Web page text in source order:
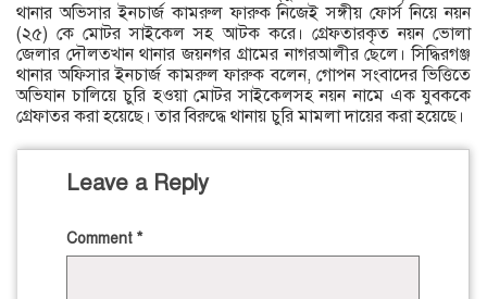
থানার অভিসার ইনচার্জ কামরুল ফারুক নিজেই সঙ্গীয় ফোর্স নিয়ে নয়ন
(২৫) কে মোটর সাইকেল সহ আটক করে। গ্রেফতারকৃত নয়ন ভোলা
জেলার দৌলতখান থানার জয়নগর গ্রামের নাগরআলীর ছেলে। সিদ্ধিরগঞ্জ
থানার অফিসার ইনচার্জ কামরুল ফারুক বলেন, গোপন সংবাদের ভিত্তিতে
অভিযান চালিয়ে চুরি হওয়া মোটর সাইকেলসহ নয়ন নামে এক যুবককে
গ্রেফাতর করা হয়েছে। তার বিরুদ্ধে থানায় চুরি মামলা দায়ের করা হয়েছে।
Leave a Reply
Comment *